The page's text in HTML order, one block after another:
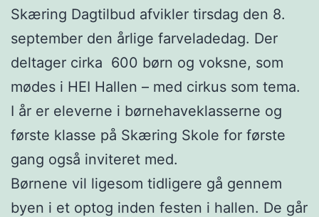
Skæring Dagtilbud afvikler tirsdag den 8.
september den årlige farveladedag. Der
deltager cirka 600 børn og voksne, som
mødes i HEI Hallen – med cirkus som tema.
I år er eleverne i børnehaveklasserne og
første klasse på Skæring Skole for første
gang også inviteret med.
Børnene vil ligesom tidligere gå gennem
byen i et optog inden festen i hallen. De går